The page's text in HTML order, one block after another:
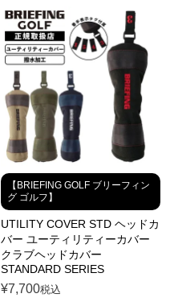
【BRIEFING GOLF ブリーフィン
グ ゴルフ】
UTILITY COVER STD ヘッドカ
バー ユーティリティーカバー
クラブヘッドカバー
STANDARD SERIES
¥7,700税込